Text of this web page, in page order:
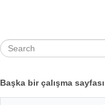
Başka bir çalışma